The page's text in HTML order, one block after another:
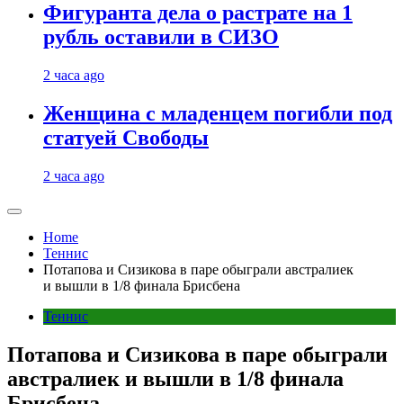
Фигуранта дела о растрате на 1
рубль оставили в СИЗО
2 часа ago
Женщина с младенцем погибли под
статуей Свободы
2 часа ago
Home
Теннис
Потапова и Сизикова в паре обыграли австралиек
и вышли в 1/8 финала Брисбена
Теннис
Потапова и Сизикова в паре обыграли
австралиек и вышли в 1/8 финала